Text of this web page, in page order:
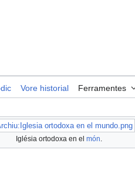
Vore historial Ferramentes
ortodoxa en el mundo.png
Iglésia ortodoxa en el món.